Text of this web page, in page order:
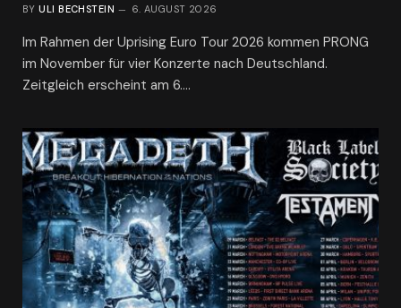
BY ULI BECHSTEIN 6. AUGUST 2026
Im Rahmen der Uprising Euro Tour 2026 kommen PRONG
im November für vier Konzerte nach Deutschland.
Zeitgleich erscheint am 6.…